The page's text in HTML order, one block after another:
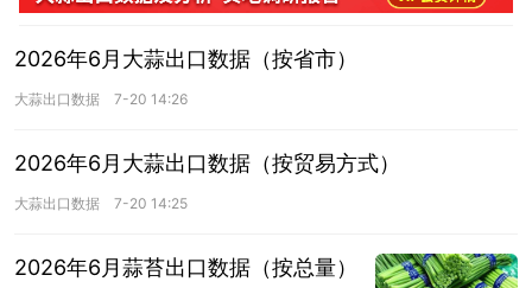
2026年6月大蒜出口数据（按省市）
大蒜出口数据 7-20 14:26
2026年6月大蒜出口数据（按贸易方式）
大蒜出口数据 7-20 14:25
2026年6月蒜苔出口数据（按总量）